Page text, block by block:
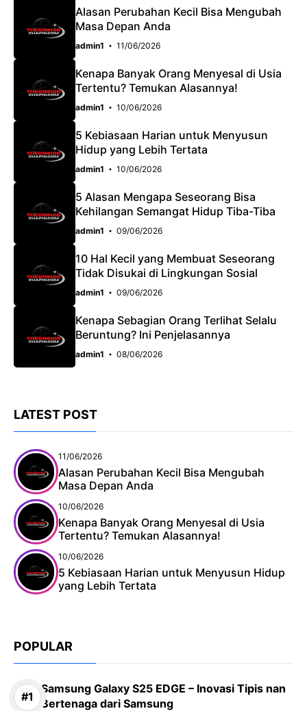
o
o
A
p
p
a
m
Alasan Perubahan Kecil Bisa Mengubah
Masa Depan Anda
admin1 11/06/2026
Kenapa Banyak Orang Menyesal di Usia
Tertentu? Temukan Alasannya!
admin1 10/06/2026
5 Kebiasaan Harian untuk Menyusun
Hidup yang Lebih Tertata
admin1 10/06/2026
5 Alasan Mengapa Seseorang Bisa
Kehilangan Semangat Hidup Tiba-Tiba
admin1 09/06/2026
10 Hal Kecil yang Membuat Seseorang
Tidak Disukai di Lingkungan Sosial
admin1 09/06/2026
Kenapa Sebagian Orang Terlihat Selalu
Beruntung? Ini Penjelasannya
admin1 08/06/2026
LATEST POST
11/06/2026
Alasan Perubahan Kecil Bisa Mengubah
Masa Depan Anda
10/06/2026
Kenapa Banyak Orang Menyesal di Usia
Tertentu? Temukan Alasannya!
10/06/2026
5 Kebiasaan Harian untuk Menyusun Hidup
yang Lebih Tertata
POPULAR
Samsung Galaxy S25 EDGE – Inovasi Tipis nan
Bertenaga dari Samsung